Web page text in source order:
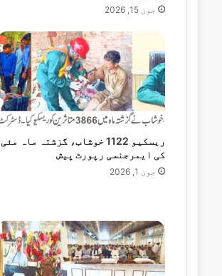
ستمبر 28, 2024
راولپنڈی میں پی ٹی آئی کا احتجاج، دفعہ
جون 15, 2026
ریسکیو 1122 خوشاب، گزشتہ ماہ مئی
کی ایمرجنسی رپورٹ پیش
جون 1, 2026